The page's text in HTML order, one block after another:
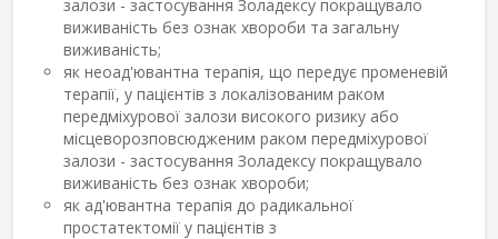
залози - застосування Золадексу покращувало
виживаність без ознак хвороби та загальну
виживаність;
як неоад'ювантна терапія, що передує променевій
терапії, у пацієнтів з локалізованим раком
передміхурової залози високого ризику або
місцеворозповсюдженим раком передміхурової
залози - застосування Золадексу покращувало
виживаність без ознак хвороби;
як ад'ювантна терапія до радикальної
простатектомії у пацієнтів з